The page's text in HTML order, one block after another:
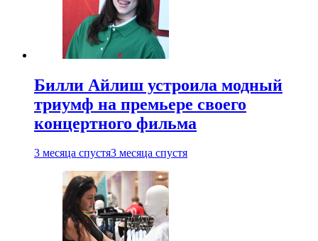
Билли Айлиш устроила модный
триумф на премьере своего
концертного фильма
3 месяца спустя3 месяца спустя